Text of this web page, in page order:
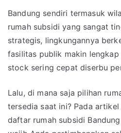
Bandung sendiri termasuk
rumah subsidi yang sangat
strategis, lingkungannya
fasilitas publik makin
stock sering cepat diserbu
Lalu, di mana saja pilihan
tersedia saat ini? Pada
daftar rumah subsidi